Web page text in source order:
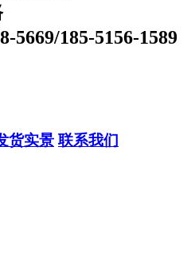
5669/185-5156-1589
货实景 联系我们